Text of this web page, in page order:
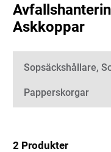
Askkoppar
Kategorier
Sopsäckshållare,
Papperskorgar
2 Produkter